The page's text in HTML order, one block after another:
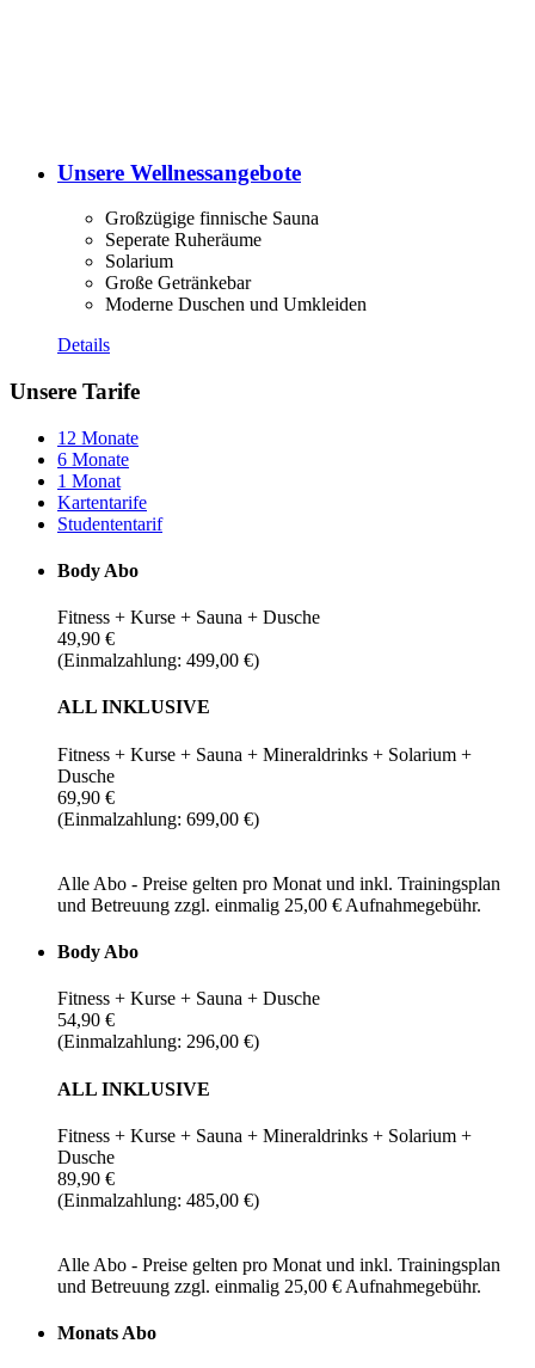
Unsere Wellnessangebote
Großzügige finnische Sauna
Seperate Ruheräume
Solarium
Große Getränkebar
Moderne Duschen und Umkleiden
Details
Unsere Tarife
12 Monate
6 Monate
1 Monat
Kartentarife
Studententarif
Body Abo
Fitness + Kurse + Sauna + Dusche
49,90 €
(Einmalzahlung: 499,00 €)
ALL INKLUSIVE
Fitness + Kurse + Sauna + Mineraldrinks + Solarium +
Dusche
69,90 €
(Einmalzahlung: 699,00 €)
Alle Abo - Preise gelten pro Monat und inkl. Trainingsplan
und Betreuung zzgl. einmalig 25,00 € Aufnahmegebühr.
Body Abo
Fitness + Kurse + Sauna + Dusche
54,90 €
(Einmalzahlung: 296,00 €)
ALL INKLUSIVE
Fitness + Kurse + Sauna + Mineraldrinks + Solarium +
Dusche
89,90 €
(Einmalzahlung: 485,00 €)
Alle Abo - Preise gelten pro Monat und inkl. Trainingsplan
und Betreuung zzgl. einmalig 25,00 € Aufnahmegebühr.
Monats Abo